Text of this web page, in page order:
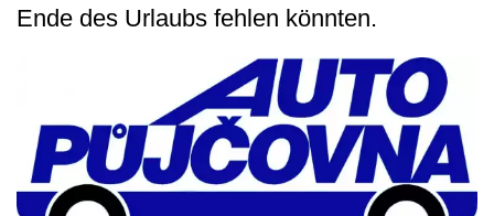
Ende des Urlaubs fehlen könnten.